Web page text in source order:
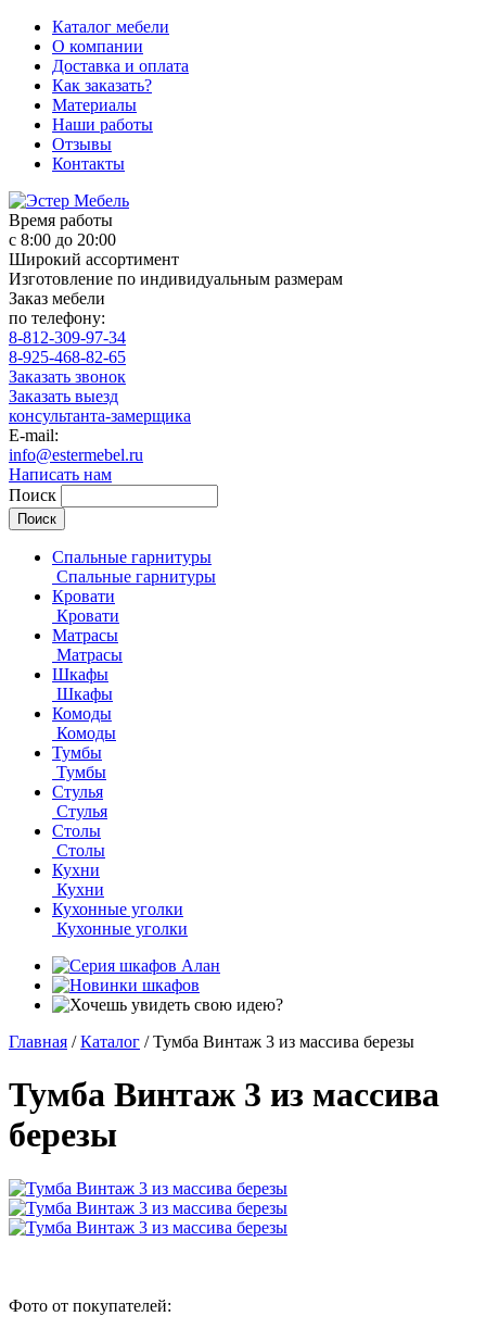
Каталог мебели
О компании
Доставка и оплата
Как заказать?
Материалы
Наши работы
Отзывы
Контакты
Время работы
с 8:00 до 20:00
Широкий ассортимент
Изготовление по индивидуальным размерам
Заказ мебели
по телефону:
8-812-309-97-34
8-925-468-82-65
Заказать звонок
Заказать выезд
консультанта-замерщика
E-mail:
info@estermebel.ru
Написать нам
Поиск
Спальные гарнитуры
Спальные гарнитуры
Кровати
Кровати
Матрасы
Матрасы
Шкафы
Шкафы
Комоды
Комоды
Тумбы
Тумбы
Стулья
Стулья
Столы
Столы
Кухни
Кухни
Кухонные уголки
Кухонные уголки
Главная / Каталог / Тумба Винтаж 3 из массива березы
Тумба Винтаж 3 из массива
березы
Фото от покупателей: